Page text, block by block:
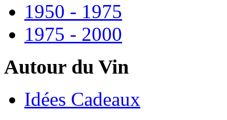
1950 - 1975
1975 - 2000
Autour du Vin
Idées Cadeaux